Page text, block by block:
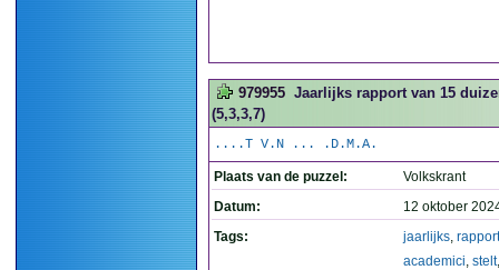
979955 Jaarlijks rapport van 15
(5,3,3,7)
....T V.N ... .D.M.A.
Plaats van de puzzel:
Volkskrant
Datum:
12 oktober
Tags:
jaarlijks, rapport
academici, stelt